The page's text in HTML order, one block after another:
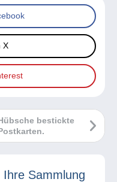
X
bestickte
Ihre Sammlung